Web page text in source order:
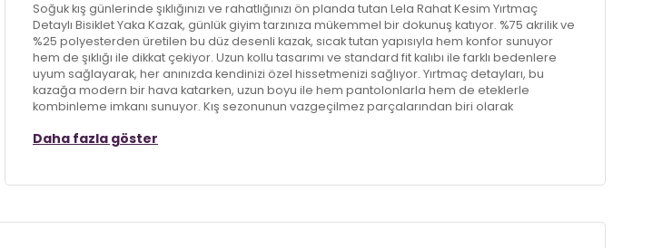
Soğuk kış günlerinde şıklığınızı ve rahatlığınızı ön planda tutan Lela Rahat Kesim Yırtmaç
Detaylı Bisiklet Yaka Kazak, günlük giyim tarzınıza mükemmel bir dokunuş katıyor. %75 akrilik ve
%25 polyesterden üretilen bu düz desenli kazak, sıcak tutan yapısıyla hem konfor sunuyor
hem de şıklığı ile dikkat çekiyor. Uzun kollu tasarımı ve standard fit kalıbı ile farklı bedenlere
uyum sağlayarak, her anınızda kendinizi özel hissetmenizi sağlıyor. Yırtmaç detayları, bu
kazağa modern bir hava katarken, uzun boyu ile hem pantolonlarla hem de eteklerle
kombinleme imkanı sunuyor. Kış sezonunun vazgeçilmez parçalarından biri olarak
sunuyor.
Model:Kazak
Giyim Tarzı:Günlük/Casual
Daha fazla göster